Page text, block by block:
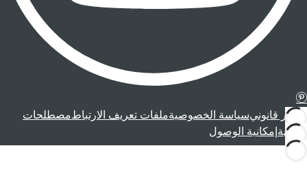
إشعار قانونيسياسة الخصوصيةملفات تعريف الارتباطمصطلحات
قانونية إمكانية الوصول